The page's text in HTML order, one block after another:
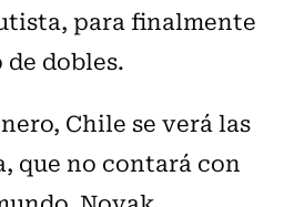
para finalmente
dobles.
Chile se verá las
que no contará con